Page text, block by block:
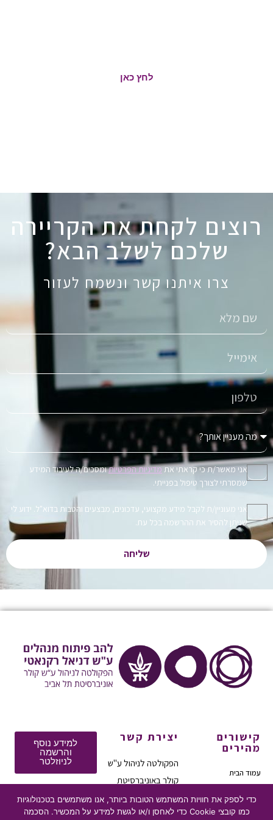
לחץ כאן
רוצים לקחת את הקריירה
שלכם לשלב הבא?
צרו איתנו קשר ונשמח לעזור
אני מאשר/ת כי קראתי אתמדיניות הפרטיותומסכים/ה לעיבוד המידע
שמסרתי לצורך טיפול בפנייתי.
אני מעוניין/ת לקבל מידע מקצועי, עדכונים, מבצעים והטבות בדוא"ל. ידוע לי
שניתן להסיר את ההרשמה בכל עת.
שליחה
קישורים
מהירים
עמוד הבית
תוכניות
יצירת קשר
הפקולטה לניהול ע"ש
קולר באוניברסיטת
תל-אביב
למידע נוסף
והרשמה
לניוזלטר
כדי לספק את חוויות המשתמש הטובות ביותר, אנו משתמשים בטכנולוגיות
כמו קובצי Cookie כדי לאחסן ו/או לגשת למידע על המכשיר. הסכמה